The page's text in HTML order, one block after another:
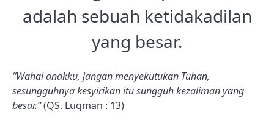
adalah sebuah ketidakadilan
yang besar.
“Wahai anakku, jangan menyekutukan Tuhan,
sesungguhnya kesyirikan itu sungguh kezaliman yang
besar.”(QS. Luqman : 13)